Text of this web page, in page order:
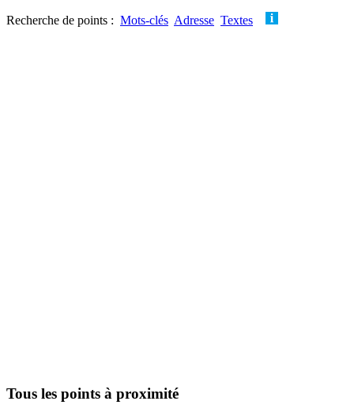
Recherche de points : Mots-clés Adresse Textes
Tous les points à proximité